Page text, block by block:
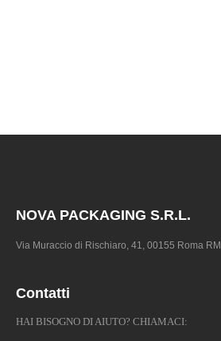
NOVA PACKAGING S.R.L.
Via Muraccio di Rischiaro, 41, 00155 Roma RM
Contatti
HAI BISOGNO DI AIUTO? CHIAMACI: